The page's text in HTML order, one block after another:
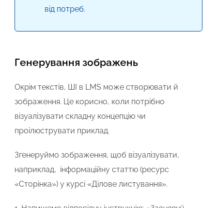
від потреб.
Генерування зображень
Окрім текстів, ШІ в LMS може створювати й
зображення. Це корисно, коли потрібно
візуалізувати складну концепцію чи
проілюструвати приклад.
Згенеруймо зображення, щоб візуалізувати,
наприклад, інформаційну статтю (ресурс
«Сторінка») у курсі «Ділове листування».